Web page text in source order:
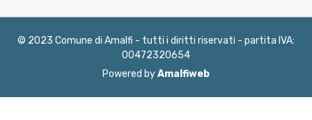
© 2023 Comune di Amalfi - tutti i diritti riservati - partita IVA:
00472320654
Powered byAmalfiweb